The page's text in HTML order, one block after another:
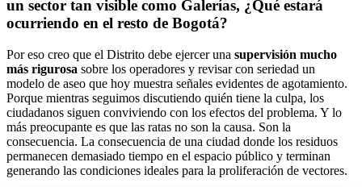
un sector tan visible como Galerías, ¿Qué estará
ocurriendo en el resto de Bogotá?
Por eso creo que el Distrito debe ejercer una supervisión mucho
más rigurosa sobre los operadores y revisar con seriedad un
modelo de aseo que hoy muestra señales evidentes de agotamiento.
Porque mientras seguimos discutiendo quién tiene la culpa, los
ciudadanos siguen conviviendo con los efectos del problema. Y lo
más preocupante es que las ratas no son la causa. Son la
consecuencia. La consecuencia de una ciudad donde los residuos
permanecen demasiado tiempo en el espacio público y terminan
generando las condiciones ideales para la proliferación de vectores.